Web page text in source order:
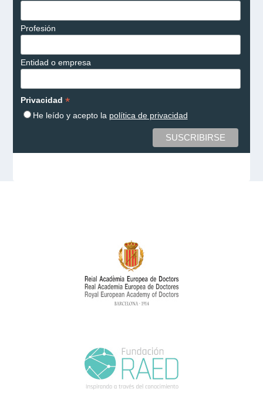
Profesión
Entidad o empresa
Privacidad *
He leído y acepto la política de privacidad